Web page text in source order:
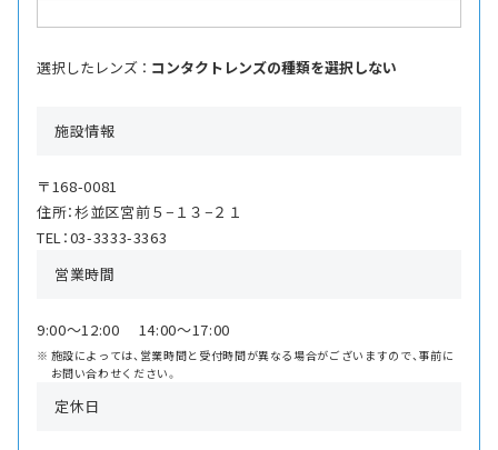
選択したレンズ ： コンタクトレンズの種類を選択しない
施設情報
〒168-0081
住所：杉並区宮前５−１３−２１
TEL：03-3333-3363
営業時間
9:00〜12:00 14:00〜17:00
施設によっては、営業時間と受付時間が異なる場合がございますので、事前に
お問い合わせください。
定休日